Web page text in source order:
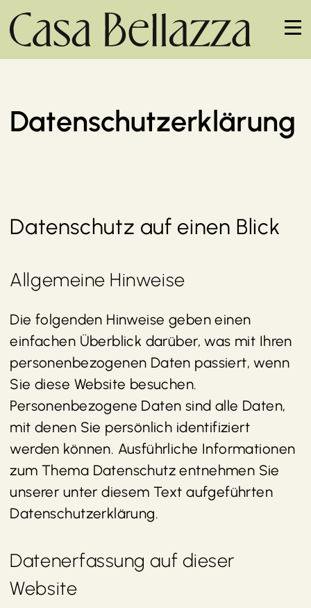
Datenschutzerklärung
Datenschutz auf einen Blick
Allgemeine Hinweise
Die folgenden Hinweise geben einen
einfachen Überblick darüber, was mit Ihren
personenbezogenen Daten passiert, wenn
Sie diese Website besuchen.
Personenbezogene Daten sind alle Daten,
mit denen Sie persönlich identifiziert
werden können. Ausführliche Informationen
zum Thema Datenschutz entnehmen Sie
unserer unter diesem Text aufgeführten
Datenschutzerklärung.
Datenerfassung auf dieser
Website